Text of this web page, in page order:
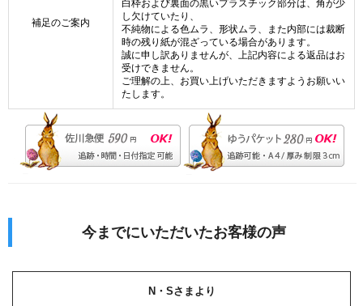
補足のご案内
白枠および裏面の黒いプラスチック部分は、角が少
し欠けていたり、
不純物による色ムラ、形状ムラ、また内部には裁断
時の残り紙が混ざっている場合があります。
誠に申し訳ありませんが、上記内容による返品はお
受けできません。
ご理解の上、お買い上げいただきますようお願いい
たします。
今までにいただいたお客様の声
N・Sさまより